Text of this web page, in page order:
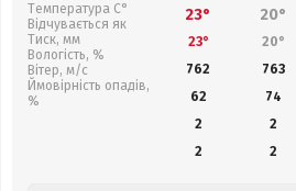
Температура С°
Відчувається як
Тиск, мм
Вологість, %
Вітер, м/с
Ймовірність опадів,
%
23° 20°
23° 20°
762
763
62
74
2
2
2
2